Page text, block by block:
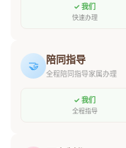
✓ 我们
快速办理
🤝 陪同指导
全程陪同指导家属办理
✓ 我们
全程指导